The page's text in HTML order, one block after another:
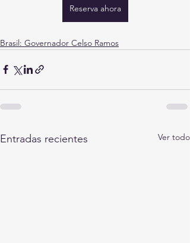
Reserva ahora
Brasil: Governador Celso Ramos
Entradas recientes Ver todo